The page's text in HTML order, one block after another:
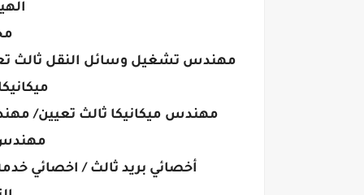
مهندس تشغيل وسائل النقل ثالث
مهندس ميكانيكا ثالث تعيين/
مهندس
أخصائي بريد ثالث / اخصائي